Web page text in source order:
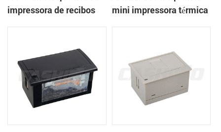
impressora de recibos
mini impressora térmica